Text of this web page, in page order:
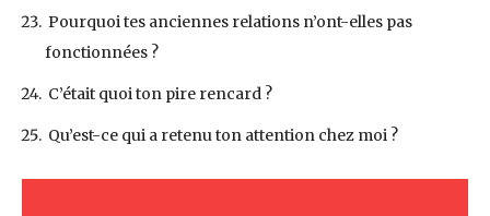
Pourquoi tes anciennes relations n’ont-elles pas
fonctionnées ?
C’était quoi ton pire rencard ?
Qu’est-ce qui a retenu ton attention chez moi ?